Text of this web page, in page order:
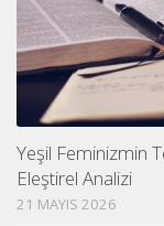
Yeşil Feminizmin
Eleştirel Analizi
21 MAYIS 2026